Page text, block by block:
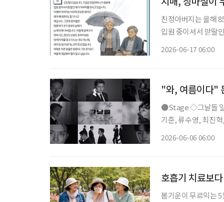
친정아버지는 올해
입원 중이셔서 맏딸
2026-06-17 06:00
"와, 여름이다"
●Stage ◇그날들 일정 6월 9일 ~ 8월 23일 장소 디큐브 링크아트센터 연출 장유정 출연 엄
기준, 류수영, 최진혁, 김정현
2026-06-06 06:00
호흡기 치료보
봄기운이 무르익는 5